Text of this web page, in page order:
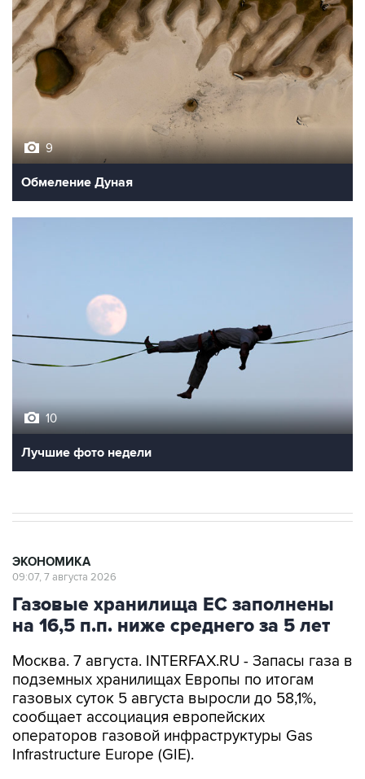
9
Обмеление Дуная
10
Лучшие фото недели
ЭКОНОМИКА
09:07, 7 августа 2026
Газовые хранилища ЕС заполнены
на 16,5 п.п. ниже среднего за 5 лет
Москва. 7 августа. INTERFAX.RU - Запасы газа в
подземных хранилищах Европы по итогам
газовых суток 5 августа выросли до 58,1%,
сообщает ассоциация европейских
операторов газовой инфраструктуры Gas
Infrastructure Europe (GIE).